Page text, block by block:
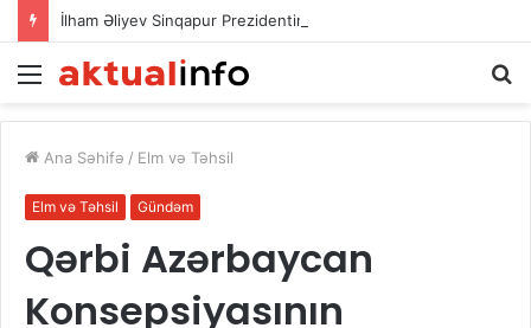
İlham Əliyev Sinqapur Prezidentini təbrik etdi
Menu
Ana Səhifə / Elm və Təhsil
Elm və Təhsil Gündəm
Qərbi Azərbaycan
Konsepsiyasının